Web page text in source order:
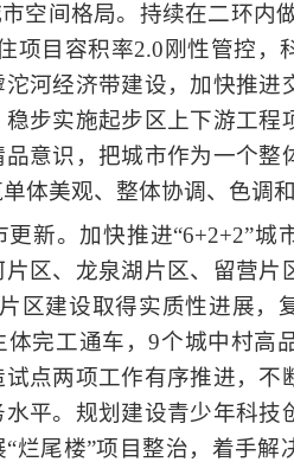
空间格局。持续在二环内
项目容积率2.0刚性管控，
沱河经济带建设，加快推进
步实施起步区上下游工程
意识，把城市作为一个整
体美观、整体协调、色调
新。加快推进“6+2+2”城
区、龙泉湖片区、留营片
区建设取得实质性进展，
体完工通车，9个城中村高
点两项工作有序推进，不
平。规划建设青少年科技
烂尾楼”项目整治，着手解